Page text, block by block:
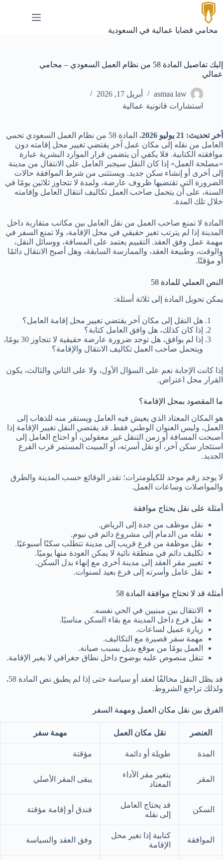
التجاوز
إلى
المحتوى
محامي قضايا عمالية في السعودية
إليك تفاصيل المادة 58 من نظام العمل السعودي – محامي
عمالي
asmaa law
أبريل 17, 2026
استشارات قانونية عمالية
آخر تحديث: 21 يوليو 2026.
المادة 58 من نظام العمل السعودي تحمي
العامل من نقله إلى مكان عمل آخر يقتضي تغيير محل إقامته دون
موافقته الكتابية. فلا يكفي أن يتضمن قرار الموارد البشرية عبارة
«مصلحة العمل» إذا كان النقل سيجبر العامل على الانتقال من مدينة
إلى أخرى أو إنشاء سكن جديد. ويستثنى من شرط الموافقة حالات
الضرورة التي تقتضيها ظروف عارضة، ولمدة لا تتجاوز ثلاثين يومًا في
السنة، على أن يتحمل صاحب العمل تكاليف انتقال العامل وإقامته
خلال تلك المدة.
المادة لا تمنع صاحب العمل من نقل العامل بين مكاتب متقاربة داخل
المدينة إذا لم يترتب تغير حقيقي في محل الإقامة، ولا تمنع السفر في
مهمة عمل وفق العقد. التقييم يعتمد على المسافة، ووسائل النقل،
والوقت، وطبيعة العقد، والممارسة السابقة، وهل أصبح الانتقال دائمًا
أو مؤقتًا.
النص العملي للمادة 58
يمكن تحويل المادة إلى ثلاثة أسئلة:
هل النقل إلى مكان آخر يقتضي تغيير محل إقامة العامل؟
إذا كان كذلك، هل وافق العامل كتابة؟
إذا لم يوافق، هل توجد ضرورة عارضة حقيقية لا تتجاوز 30 يومًا،
ويتحمل صاحب العمل تكاليف الانتقال والإقامة؟
إذا كانت الإجابة نعم على السؤال الأول، ولا على الثاني والثالث، يكون
القرار محل اعتراض.
ما المقصود بمحل الإقامة؟
هو المكان المعتاد الذي يعيش فيه العامل ويستقر منه للذهاب إلى
العمل، وليس العنوان الوطني فقط. قد يقتضي النقل تغيير الإقامة إذا
أصبحت المسافة أو زمن التنقل غير معقولين، أو احتاج العامل إلى
استئجار سكن آخر، أو نقل أسرته، أو المبيت المستمر قرب الفرع
الجديد.
لا يوجد رقم موحد للكيلومترات؛ تقدر الوقائع حسب المدينة والطرق
والمواصلات وساعات العمل.
أمثلة على نقل يحتاج موافقة
نقل موظف من جدة إلى الرياض.
نقله من الدمام إلى مشروع دائم في نيوم.
نقل موظفة من فرع قريب إلى مدينة تتطلب سكنًا أسبوعيًا.
تكليف دائم في منطقة نائية لا يمكن العودة منها يوميًا.
تغيير مقر العقد إلى مدينة أخرى مع إنهاء بدل السكن.
نقل عامل وأسرته إلى فرع بعيد لسنوات.
أمثلة قد لا تحتاج موافقة المادة 58
الانتقال بين مبنيين في الحي نفسه.
نقل فرع داخل المدينة مع بقاء السكن مناسبًا.
زيارة عميل لساعات.
مهمة سفر قصيرة مع التكاليف.
العمل يومًا من موقع بديل بسبب صيانة.
تنقل منصوص عليه بوضوح داخل نطاق جغرافي لا يغير الإقامة.
قد يظل النقل مخالفًا لعقد أو سياسة حتى إذا لم يطبق نص المادة 58،
ولذلك تراجع الشروط.
الفرق بين نقل مكان العمل ومهمة السفر
العنصر نقل مكان العمل مهمة سفر
المدة طويلة أو دائمة مؤقتة
المقر
يتغير مقر الأداء
المعتاد
يبقى المقر الأصلي
السكن
قد يحتاج العامل
إلى نقله
فندق أو إقامة مؤقتة
الموافقة
كتابية إذا تغير محل
الإقامة
وفق العقد والسياسة